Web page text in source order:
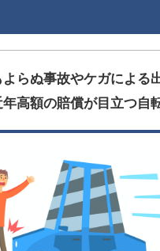
らぬ事故やケガによる
高額の賠償が目立つ自